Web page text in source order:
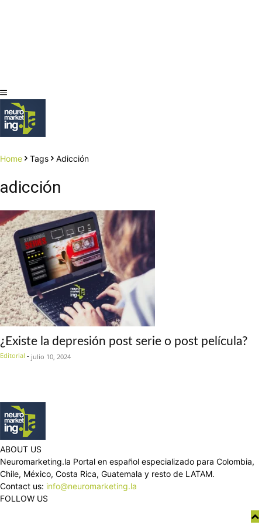
Home Tags Adicción
adicción
¿Existe la depresión post serie o post película?
Editorial - julio 10, 2024
ABOUT US
Neuromarketing.la Portal en español especializado para Colombia,
Chile, México, Costa Rica, Guatemala y resto de LATAM.
Contact us: info@neuromarketing.la
FOLLOW US